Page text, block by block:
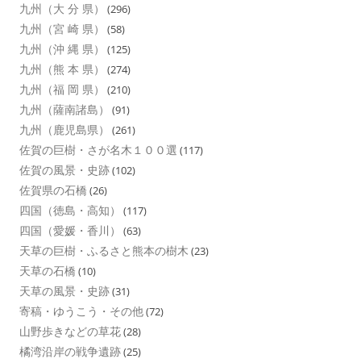
九州（大 分 県） (296)
九州（宮 崎 県） (58)
九州（沖 縄 県） (125)
九州（熊 本 県） (274)
九州（福 岡 県） (210)
九州（薩南諸島） (91)
九州（鹿児島県） (261)
佐賀の巨樹・さが名木１００選 (117)
佐賀の風景・史跡(102)
佐賀県の石橋 (26)
四国（徳島・高知） (117)
四国（愛媛・香川） (63)
天草の巨樹・ふるさと熊本の樹木 (23)
天草の石橋 (10)
天草の風景・史跡(31)
寄稿・ゆうこう・その他(72)
山野歩きなどの草花(28)
橘湾沿岸の戦争遺跡(25)